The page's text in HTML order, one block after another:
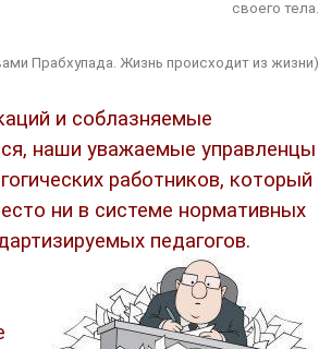
своего тела.
Прабхупада. Жизнь происходит из жизни)
и соблазняемые
наши уважаемые управленцы
работников, который
ни в системе нормативных
педагогов.